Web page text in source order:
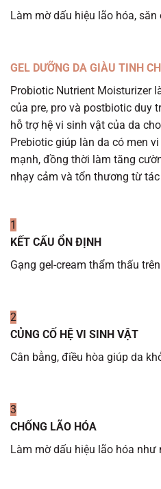
Làm mờ dấu hiệu lão hóa, săn
GEL DƯỠNG DA GIÀU TINH
Probiotic Nutrient Moisturizer
của pre, pro và postbiotic duy
hỗ trợ hệ vi sinh vật của da
Prebiotic giúp làn da có men
mạnh, đồng thời làm tăng
nhạy cảm và tổn thương từ
1
KẾT CẤU ỔN ĐỊNH
Gạng gel-cream thẩm thấu
2
CỦNG CỐ HỆ VI SINH VẬT
Cân bằng, điều hòa giúp da
3
CHỐNG LÃO HÓA
Làm mờ dấu hiệu lão hóa như